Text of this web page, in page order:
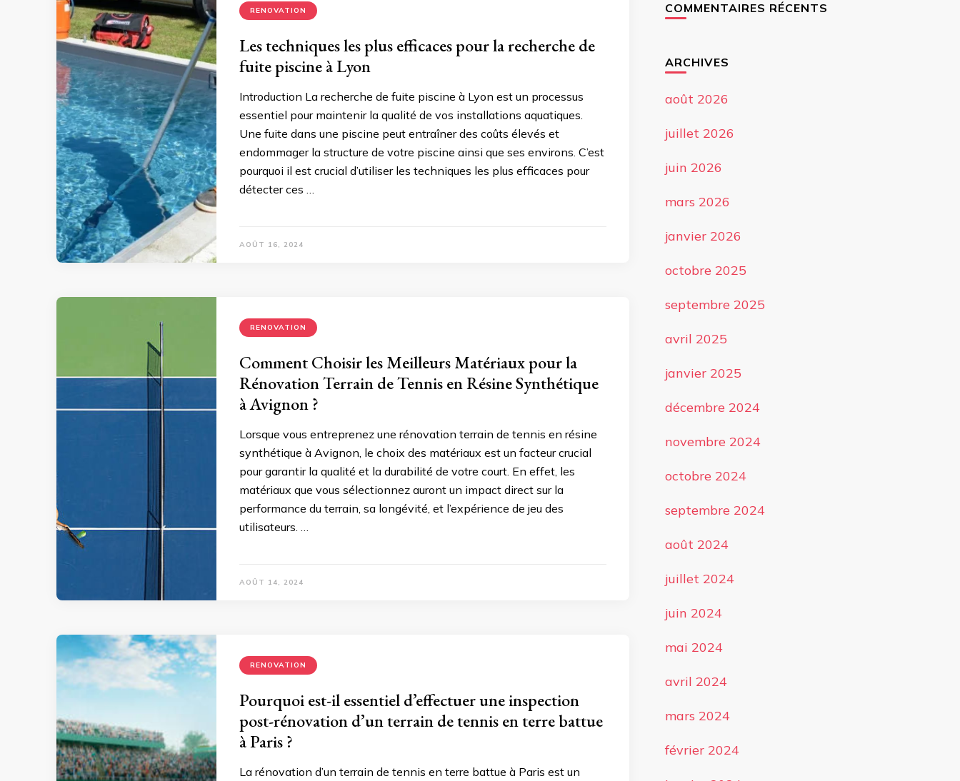
RENOVATION
Les techniques les plus efficaces pour la recherche de
fuite piscine à Lyon
Introduction La recherche de fuite piscine à Lyon est un processus
essentiel pour maintenir la qualité de vos installations aquatiques.
Une fuite dans une piscine peut entraîner des coûts élevés et
endommager la structure de votre piscine ainsi que ses environs. C’est
pourquoi il est crucial d’utiliser les techniques les plus efficaces pour
détecter ces …
AOÛT 16, 2024
RENOVATION
Comment Choisir les Meilleurs Matériaux pour la
Rénovation Terrain de Tennis en Résine Synthétique
à Avignon ?
Lorsque vous entreprenez une rénovation terrain de tennis en résine
synthétique à Avignon, le choix des matériaux est un facteur crucial
pour garantir la qualité et la durabilité de votre court. En effet, les
matériaux que vous sélectionnez auront un impact direct sur la
performance du terrain, sa longévité, et l’expérience de jeu des
utilisateurs. …
AOÛT 14, 2024
RENOVATION
Pourquoi est-il essentiel d’effectuer une inspection
post-rénovation d’un terrain de tennis en terre battue
à Paris ?
La rénovation d’un terrain de tennis en terre battue à Paris est un
COMMENTAIRES RÉCENTS
ARCHIVES
août 2026
juillet 2026
juin 2026
mars 2026
janvier 2026
octobre 2025
septembre 2025
avril 2025
janvier 2025
décembre 2024
novembre 2024
octobre 2024
septembre 2024
août 2024
juillet 2024
juin 2024
mai 2024
avril 2024
mars 2024
février 2024